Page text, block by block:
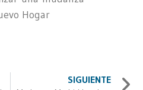
SIGUIENTE